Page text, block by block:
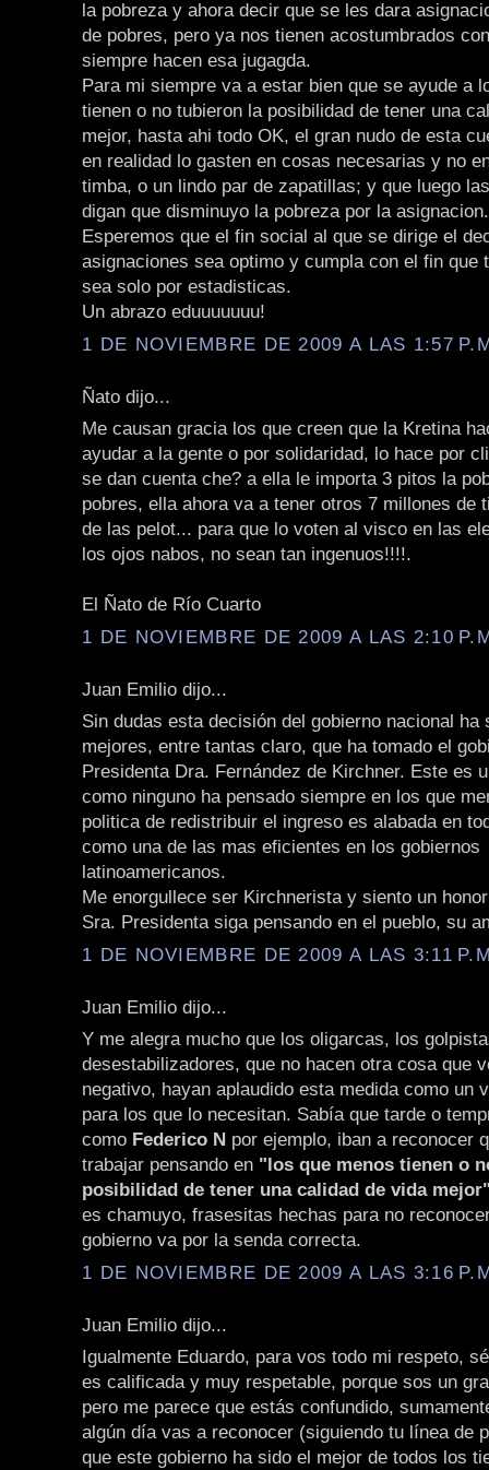
la pobreza y ahora decir que se les dara
de pobres, pero ya nos tienen acostumbrados
siempre hacen esa jugagda.
Para mi siempre va a estar bien que se ayude a
tienen o no tubieron la posibilidad de tener una
mejor, hasta ahi todo OK, el gran nudo de esta
en realidad lo gasten en cosas necesarias y no
timba, o un lindo par de zapatillas; y que luego
digan que disminuyo la pobreza por la asignacion.
Esperemos que el fin social al que se dirige el
asignaciones sea optimo y cumpla con el fin que
sea solo por estadisticas.
Un abrazo eduuuuuuu!
1 DE NOVIEMBRE DE 2009 A LAS 1:57
Ñato dijo...
Me causan gracia los que creen que la Kretina
ayudar a la gente o por solidaridad, lo hace por
se dan cuenta che? a ella le importa 3 pitos la
pobres, ella ahora va a tener otros 7 millones de
de las pelot... para que lo voten al visco en las
los ojos nabos, no sean tan ingenuos!!!!.
El Ñato de Río Cuarto
1 DE NOVIEMBRE DE 2009 A LAS 2:10
Juan Emilio dijo...
Sin dudas esta decisión del gobierno nacional ha
mejores, entre tantas claro, que ha tomado el
Presidenta Dra. Fernández de Kirchner. Este es
como ninguno ha pensado siempre en los que
politica de redistribuir el ingreso es alabada en
como una de las mas eficientes en los gobiernos
latinoamericanos.
Me enorgullece ser Kirchnerista y siento un
Sra. Presidenta siga pensando en el pueblo, su
1 DE NOVIEMBRE DE 2009 A LAS 3:11
Juan Emilio dijo...
Y me alegra mucho que los oligarcas, los
desestabilizadores, que no hacen otra cosa que
negativo, hayan aplaudido esta medida como un
para los que lo necesitan. Sabía que tarde o
como Federico N por ejemplo, iban a reconocer
trabajar pensando en "los que menos tienen o
posibilidad de tener una calidad de vida
es chamuyo, frasesitas hechas para no
gobierno va por la senda correcta.
1 DE NOVIEMBRE DE 2009 A LAS 3:16
Juan Emilio dijo...
Igualmente Eduardo, para vos todo mi respeto,
es calificada y muy respetable, porque sos un
pero me parece que estás confundido,
algún día vas a reconocer (siguiendo tu línea de
que este gobierno ha sido el mejor de todos los